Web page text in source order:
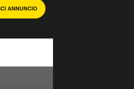
ANNUNCIO